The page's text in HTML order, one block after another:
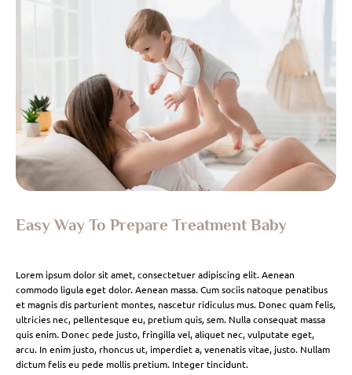
Easy Way To Prepare Treatment Baby
Lorem ipsum dolor sit amet, consectetuer adipiscing elit. Aenean
commodo ligula eget dolor. Aenean massa. Cum sociis natoque penatibus
et magnis dis parturient montes, nascetur ridiculus mus. Donec quam felis,
ultricies nec, pellentesque eu, pretium quis, sem. Nulla consequat massa
quis enim. Donec pede justo, fringilla vel, aliquet nec, vulputate eget,
arcu. In enim justo, rhoncus ut, imperdiet a, venenatis vitae, justo. Nullam
dictum felis eu pede mollis pretium. Integer tincidunt.